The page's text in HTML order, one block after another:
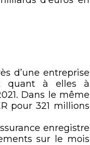
d’une entreprise
quant à elles à
Dans le même
pour 321 millions
enregistre
sur le mois